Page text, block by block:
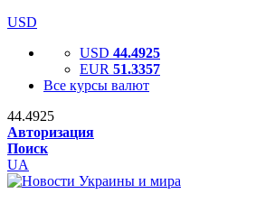
USD
USD 44.4925
EUR 51.3357
Все курсы валют
44.4925
Авторизация
Поиск
UA